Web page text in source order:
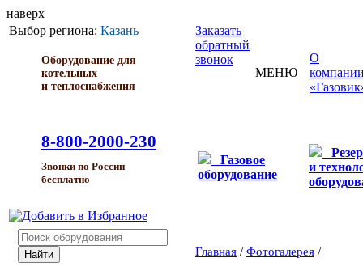
наверх
Выбор региона: Казань
Оборудование для
котельных
и теплоснабжения
8-800-2000-230
Звонки по России
бесплатно
Заказать
обратный
звонок
МЕНЮ
О
Газовое
оборудование
и
Главная / Фотогалерея /